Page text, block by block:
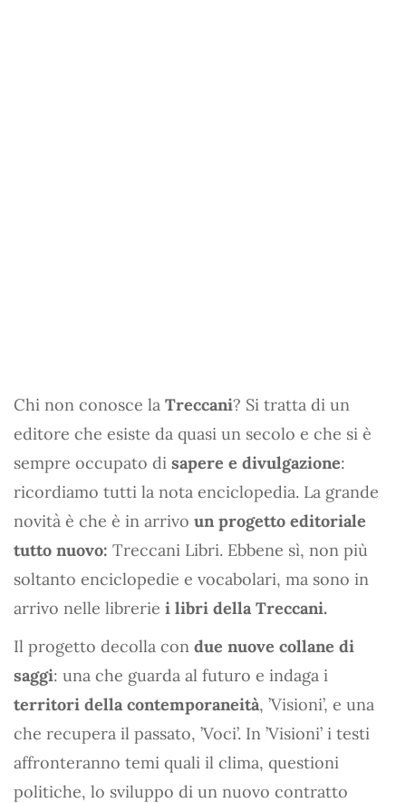
Chi non conosce la Treccani? Si tratta di un
editore che esiste da quasi un secolo e che si è
sempre occupato di sapere e divulgazione:
ricordiamo tutti la nota enciclopedia. La grande
novità è che è in arrivo un progetto editoriale
tutto nuovo: Treccani Libri. Ebbene sì, non più
soltanto enciclopedie e vocabolari, ma sono in
arrivo nelle librerie i libri della Treccani.
Il progetto decolla con due nuove collane di
saggi: una che guarda al futuro e indaga i
territori della contemporaneità, ’Visioni’, e una
che recupera il passato, ’Voci’. In ’Visioni’ i testi
affronteranno temi quali il clima, questioni
politiche, lo sviluppo di un nuovo contratto